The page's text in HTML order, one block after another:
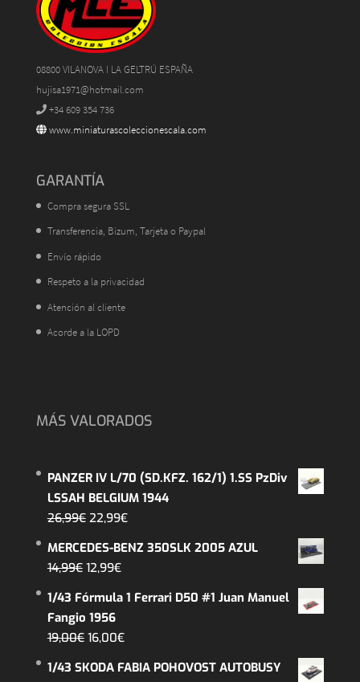
08800 VILANOVA I LA GELTRÚ ESPAÑA
hujisa1971@hotmail.com
+34 609 354 736
www.miniaturascoleccionescala.com
GARANTÍA
Compra segura SSL
Transferencia, Bizum, Tarjeta o Paypal
Envío rápido
Respeto a la privacidad
Atención al cliente
Acorde a la LOPD
MÁS VALORADOS
PANZER IV L/70 (SD.KFZ. 162/1) 1.SS PzDiv
LSSAH BELGIUM 1944
26,99€ El
era:
26,99€.
22,99€El
22,99€.
MERCEDES-BENZ 350SLK 2005 AZUL
14,99€ El
14,99€.
12,99€El
1/43 Fórmula 1 Ferrari D50 #1 Juan Manuel
Fangio 1956
19,00€ El
16,00€El
1/43 SKODA FABIA POHOVOST AUTOBUSY